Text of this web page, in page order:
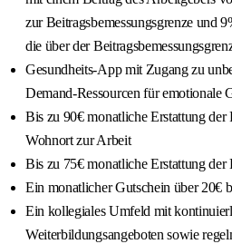
zur Beitragsbemessungsgrenze und
die über der
Gesundheits-App mit Zugang zu
Demand-Ressourcen für emotionale
Bis zu 90€ monatliche Erstattung der
Wohnort zur Arbeit
Bis zu 75€ monatliche Erstattung
Ein monatlicher Gutschein über 20€
Ein kollegiales Umfeld mit
Weiterbildungsangeboten sowie